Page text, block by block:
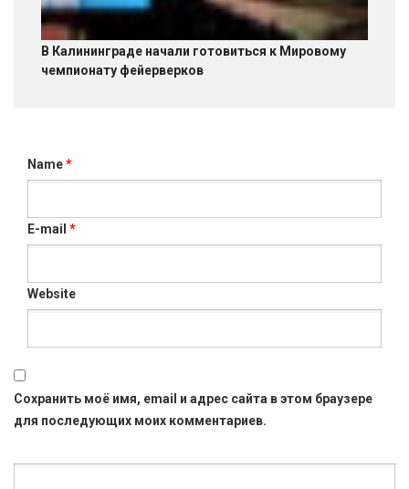
В Калининграде начали готовиться к Мировому
чемпионату фейерверков
Name*
E-mail *
Website
Сохранить моё имя, email и адрес сайта в этом браузере
для последующих моих комментариев.